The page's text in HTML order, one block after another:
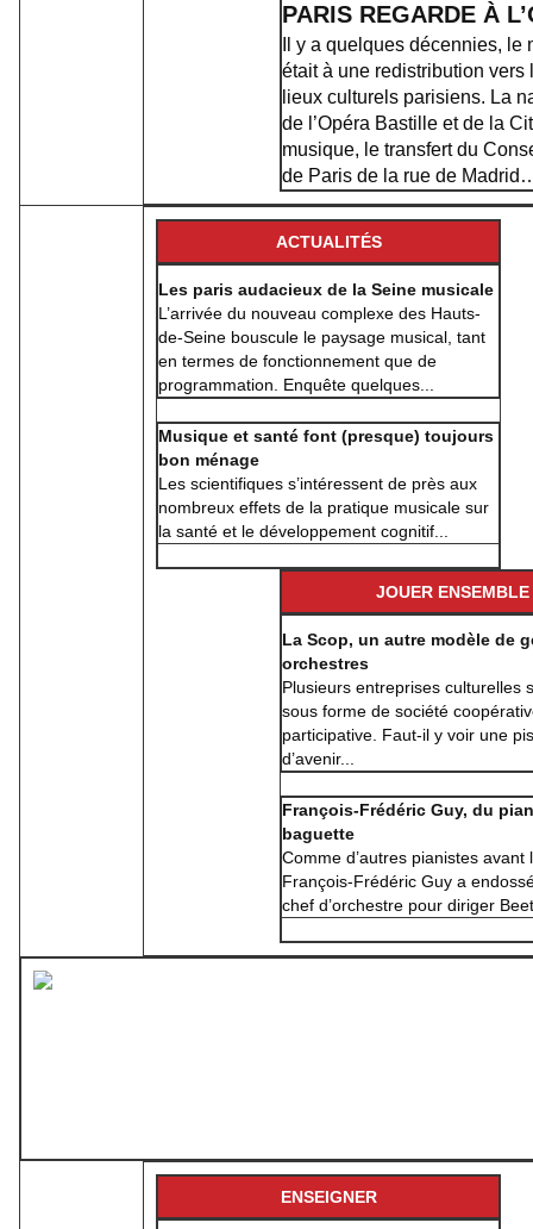
PARIS REGARDE À
Il y a quelques décennies, le
était à une redistribution vers
lieux culturels parisiens. La
de l’Opéra Bastille et de la
musique, le transfert du
de Paris de la rue de
ACTUALITÉS
Les paris audacieux de la Seine musicale
L’arrivée du nouveau complexe des Hauts-
de-Seine bouscule le paysage musical, tant
en termes de fonctionnement que de
programmation. Enquête quelques...
Musique et santé font (presque) toujours
bon ménage
Les scientifiques s’intéressent de près aux
nombreux effets de la pratique musicale sur
la santé et le développement cognitif...
JOUER ENSEMBLE
La Scop, un autre modèle de
orchestres
Plusieurs entreprises culturelles
sous forme de société
participative. Faut-il y voir une
d’avenir...
François-Frédéric Guy, du
baguette
Comme d’autres pianistes avant
François-Frédéric Guy a
chef d’orchestre pour diriger
ENSEIGNER